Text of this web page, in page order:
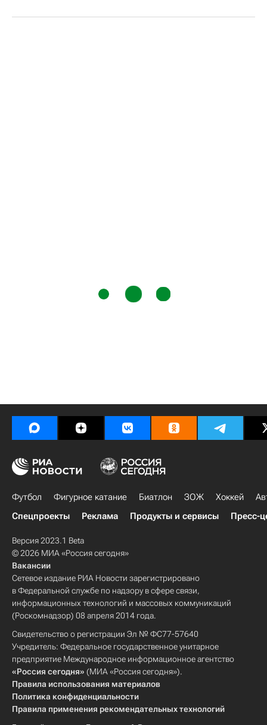
Футбол Фигурное катание Биатлон ЗОЖ Хоккей
Спецпроекты
Реклама Продукты и сервисы Пресс-
Версия 2023.1 Beta
© 2026 МИА «Россия сегодня»
Вакансии
Сетевое издание РИА Новости зарегистрировано
в Федеральной службе по надзору в сфере связи,
информационных технологий и массовых коммуникаций
(Роскомнадзор) 08 апреля 2014 года.
Свидетельство о регистрации Эл № ФС77-57640
Учредитель: Федеральное государственное унитарное
предприятие Международное информационное агентство
«Россия сегодня» (МИА «Россия сегодня»).
Правила использования материалов
Политика конфиденциальности
Правила применения рекомендательных технологий